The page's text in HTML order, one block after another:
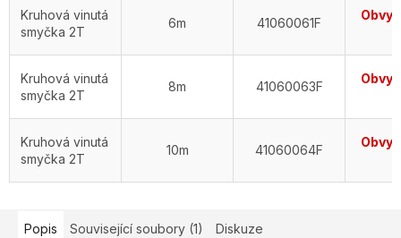
Kruhová vinutá
smyčka 2T
6m 41060061F
Kruhová vinutá
smyčka 2T
8m 41060063F
Kruhová vinutá
smyčka 2T
10m 41060064F
Popis Související soubory (1) Diskuze